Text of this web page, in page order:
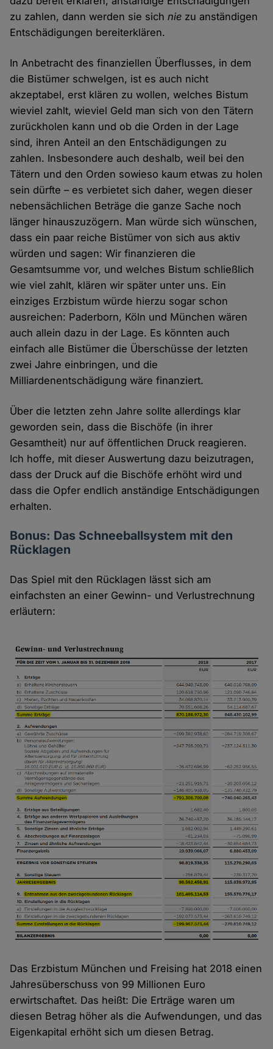
zu zahlen, dann werden sie sichnie zu anständigen
Entschädigungen bereiterklären.
In Anbetracht des finanziellen Überflusses, in dem
die Bistümer schwelgen, ist es auch nicht
akzeptabel, erst klären zu wollen, welches Bistum
wieviel zahlt, wieviel Geld man sich von den Tätern
zurückholen kann und ob die Orden in der Lage
sind, ihren Anteil an den Entschädigungen zu
zahlen. Insbesondere auch deshalb, weil bei den
Tätern und den Orden sowieso kaum etwas zu holen
sein dürfte – es verbietet sich daher, wegen dieser
nebensächlichen Beträge die ganze Sache noch
länger hinauszuzögern. Man würde sich wünschen,
dass ein paar reiche Bistümer von sich aus aktiv
würden und sagen: Wir finanzieren die
Gesamtsumme vor, und welches Bistum schließlich
wie viel zahlt, klären wir später unter uns. Ein
einziges Erzbistum würde hierzu sogar schon
ausreichen: Paderborn, Köln und München wären
auch allein dazu in der Lage. Es könnten auch
einfach alle Bistümer die Überschüsse der letzten
zwei Jahre einbringen, und die
Milliardenentschädigung wäre finanziert.
Über die letzten zehn Jahre sollte allerdings klar
geworden sein, dass die Bischöfe (in ihrer
Gesamtheit) nur auf öffentlichen Druck reagieren.
Ich hoffe, mit dieser Auswertung dazu beizutragen,
dass der Druck auf die Bischöfe erhöht wird und
dass die Opfer endlich anständige Entschädigungen
erhalten.
Bonus: Das Schneeballsystem mit den
Rücklagen
Das Spiel mit den Rücklagen lässt sich am
einfachsten an einer Gewinn- und Verlustrechnung
erläutern:
Das Erzbistum München und Freising hat 2018 einen
Jahresüberschuss von 99 Millionen Euro
erwirtschaftet. Das heißt: Die Erträge waren um
diesen Betrag höher als die Aufwendungen, und das
Eigenkapital erhöht sich um diesen Betrag.